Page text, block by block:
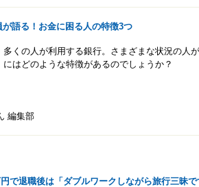
が語る！お金に困る人の特徴3つ
くの人が利用する銀行。さまざまな状況の人
はどのような特徴があるのでしょうか？
編集部
で退職後は「ダブルワークしながら旅行三昧